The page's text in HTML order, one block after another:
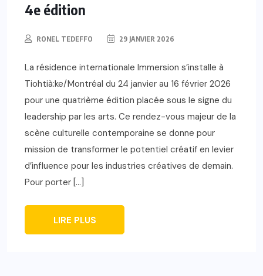
4e édition
RONEL TEDEFFO 29 JANVIER 2026
La résidence internationale Immersion s’installe à
Tiohtià:ke/Montréal du 24 janvier au 16 février 2026
pour une quatrième édition placée sous le signe du
leadership par les arts. Ce rendez-vous majeur de la
scène culturelle contemporaine se donne pour
mission de transformer le potentiel créatif en levier
d’influence pour les industries créatives de demain.
Pour porter […]
LIRE PLUS